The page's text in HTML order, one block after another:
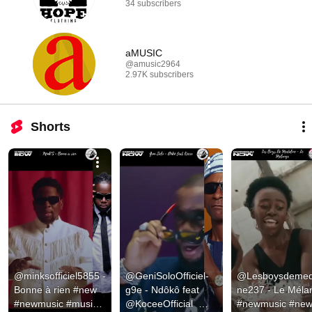
34 subscribers
aMUSIC
@amusic2964
2.97K subscribers
Shorts
@minksofficiel5855 -
Bonne à rien #new
#newmusic #music
@GeniSoloOfficiel-
g9e - Ndôkô feat
@KoceeOfficial
ne237 - Le
#newmusic #new